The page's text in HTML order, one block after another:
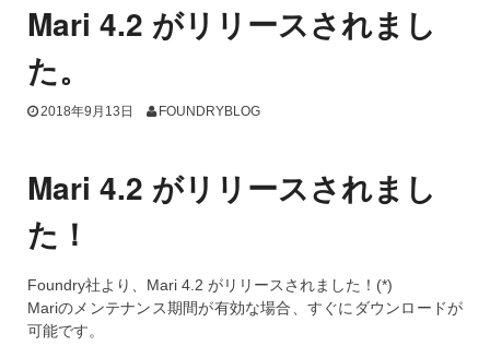
Mari 4.2 がリリースされまし
た。
2018年9月13日 FOUNDRYBLOG
Mari 4.2 がリリースされまし
た！
Foundry社より、Mari 4.2 がリリースされました！(*)
Mariのメンテナンス期間が有効な場合、すぐにダウンロードが
可能です。